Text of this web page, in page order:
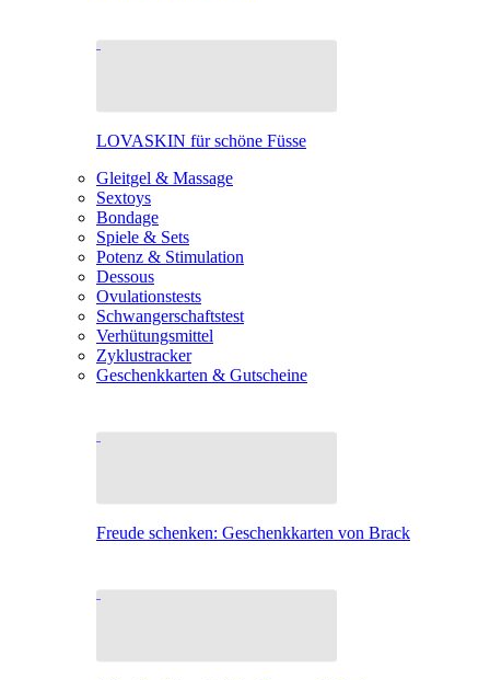
LOVASKIN für schöne Füsse
Gleitgel & Massage
Sextoys
Bondage
Spiele & Sets
Potenz & Stimulation
Dessous
Ovulationstests
Schwangerschaftstest
Verhütungsmittel
Zyklustracker
Geschenkkarten & Gutscheine
Freude schenken: Geschenkkarten von Brack